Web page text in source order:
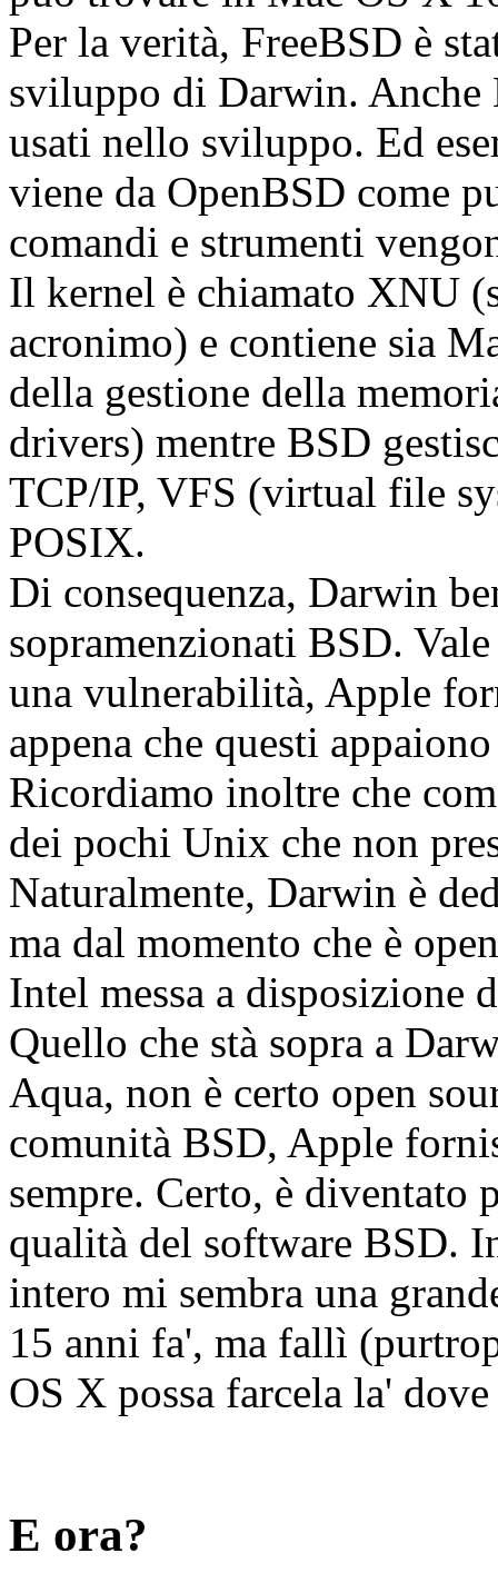
Per la verità, FreeBSD è
sviluppo di Darwin. Anche
usati nello sviluppo. Ed
viene da OpenBSD come
comandi e strumenti
Il kernel è chiamato XNU
acronimo) e contiene sia
della gestione della
drivers) mentre BSD
TCP/IP, VFS (virtual file
POSIX.
Di consequenza, Darwin
sopramenzionati BSD.
una vulnerabilità, Apple
appena che questi
Ricordiamo inoltre che
dei pochi Unix che non
Naturalmente, Darwin è
ma dal momento che è
Intel messa a disposizione
Quello che stà sopra a
Aqua, non è certo open
comunità BSD, Apple
sempre. Certo, è diventato
qualità del software BSD.
intero mi sembra una
15 anni fa', ma fallì
OS X possa farcela la'
E ora?